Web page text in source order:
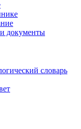
документы
словарь